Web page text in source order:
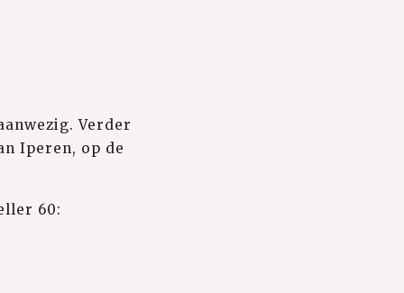
Verder
Iperen, op de
60: